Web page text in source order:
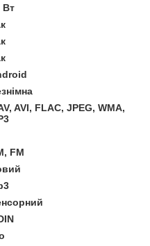
Вт
AVI, FLAC, JPEG, WMA,
FM